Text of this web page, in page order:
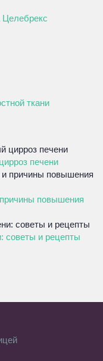
Целебрекс
ткани
печени
повышения
советы и рецепты